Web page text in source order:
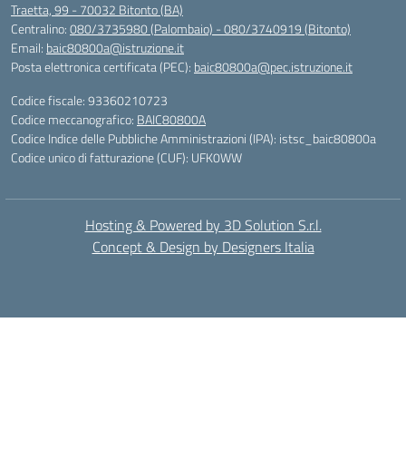
Traetta, 99 - 70032 Bitonto (BA)
Centralino:080/3735980 (Palombaio) - 080/3740919 (Bitonto)
Email: baic80800a@istruzione.it
Posta elettronica certificata (PEC): baic80800a@pec.istruzione.it
Codice fiscale: 93360210723
Codice meccanografico: BAIC80800A
Codice Indice delle Pubbliche Amministrazioni (IPA): istsc_baic80800a
Codice unico di fatturazione (CUF): UFK0WW
Hosting & Powered by 3D Solution S.r.l.
Concept & Design by Designers Italia